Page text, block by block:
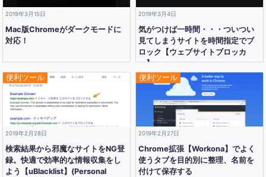
2019年3月15日
Mac版Chromeがダークモードに
対応！
2019年3月4日
気がつけば一時間・・・ついつい
見てしまうサイトを時間指定でブ
ロック【ウェブサイトブロッカ
ー】
便利ツール
2019年2月28日
検索結果から邪魔なサイトをNG登
録。快適で効率的な情報収集をし
よう【uBlacklist】(Personal
便利ツール
2019年2月27日
Chrome拡張【Workona】でよく
使うタブを目的別に整理、名前を
付けて保存する